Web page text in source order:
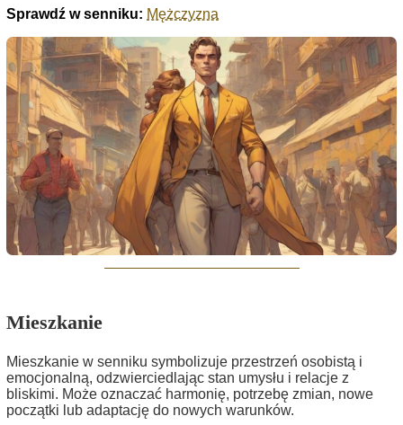
Sprawdź w senniku: Mężczyzna
Mieszkanie
Mieszkanie w senniku symbolizuje przestrzeń osobistą i
emocjonalną, odzwierciedlając stan umysłu i relacje z
bliskimi. Może oznaczać harmonię, potrzebę zmian, nowe
początki lub adaptację do nowych warunków.